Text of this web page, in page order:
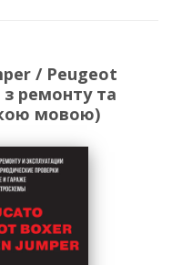
/ Peugeot
з ремонту та
мовою)